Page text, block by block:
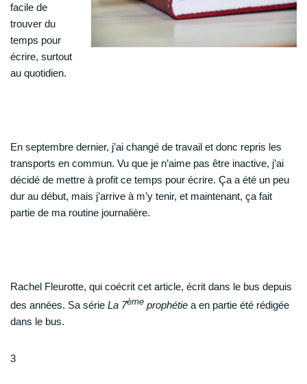
facile de
trouver du
temps pour
écrire, surtout
au quotidien.
En septembre dernier, j’ai changé de travail et donc repris les
transports en commun. Vu que je n’aime pas être inactive, j’ai
décidé de mettre à profit ce temps pour écrire. Ça a été un peu
dur au début, mais j’arrive à m’y tenir, et maintenant, ça fait
partie de ma routine journalière.
Rachel Fleurotte, qui coécrit cet article, écrit dans le bus depuis
des années. Sa série La 7ème prophétie a en partie été rédigée
dans le bus.
3